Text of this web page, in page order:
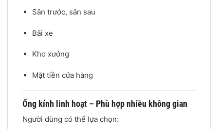
Sân trước, sân sau
Bãi xe
Kho xưởng
Mặt tiền cửa hàng
Ống kính linh hoạt – Phù hợp nhiều không gian
Người dùng có thể lựa chọn: